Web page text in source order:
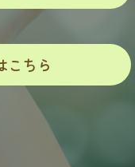
こちら